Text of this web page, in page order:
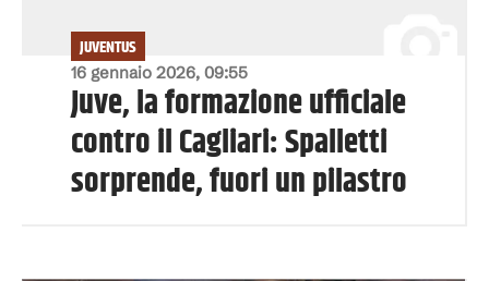
16 gennaio 2026, 09:55
JUVENTUS
Juve, la formazione ufficiale
contro il Cagliari: Spalletti
sorprende, fuori un pilastro